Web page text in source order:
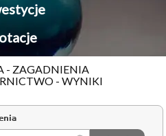
- ZAGADNIENIA
- WYNIKI